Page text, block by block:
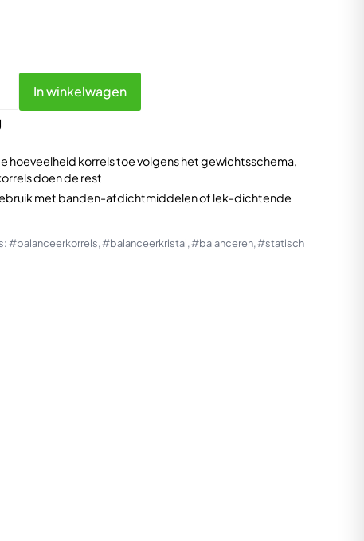
hoeveelheid korrels toe volgens het gewichtsschema,
doen de rest
met banden-afdichtmiddelen of lek-dichtende
In winkelwagen
#balanceerkorrels,#balanceerkristal,#balanceren,#statisch